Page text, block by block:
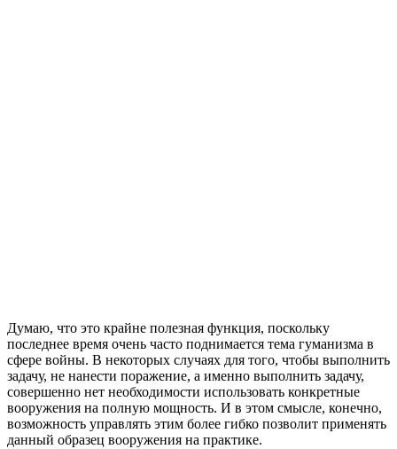
Думаю, что это крайне полезная функция, поскольку
последнее время очень часто поднимается тема гуманизма в
сфере войны. В некоторых случаях для того, чтобы выполнить
задачу, не нанести поражение, а именно выполнить задачу,
совершенно нет необходимости использовать конкретные
вооружения на полную мощность. И в этом смысле, конечно,
возможность управлять этим более гибко позволит применять
данный образец вооружения на практике.